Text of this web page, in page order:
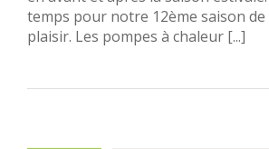
temps pour notre 12ème saison
plaisir. Les pompes à chaleur [...]